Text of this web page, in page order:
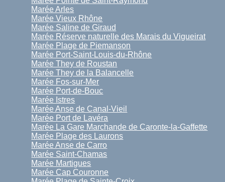
Marée Arles
Marée Vieux Rhône
Marée Saline de Giraud
Marée Réserve naturelle des Marais du Vigueirat
Marée Plage de Piemanson
Marée Port-Saint-Louis-du-Rhône
Marée They de Roustan
Marée They de la Balancelle
Marée Fos-sur-Mer
Marée Port-de-Bouc
Marée Istres
Marée Anse de Canal-Vieil
Marée Port de Lavéra
Marée La Gare Marchande de Caronte-la-Gaffette
Marée Plage des Laurons
Marée Anse de Carro
Marée Saint-Chamas
Marée Martigues
Marée Cap Couronne